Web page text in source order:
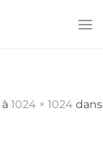
à 1024 × 1024 dans